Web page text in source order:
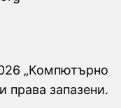
„Компютърно
права запазени.